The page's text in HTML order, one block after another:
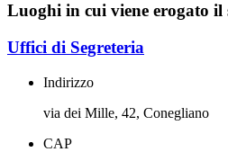
Luoghi in cui viene erogato il
Uffici di Segreteria
Indirizzo
via dei Mille, 42, Conegliano
CAP